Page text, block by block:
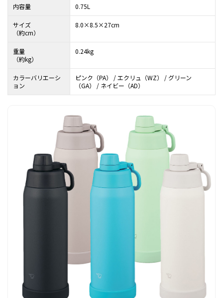
内容量 0.75L
サイズ
（約cm）
8.0×8.5×27cm
重量
（約kg）
0.24kg
カラーバリエーシ
ョン
ピンク（PA） / エクリュ（WZ） / グリーン
（GA） / ネイビー（AD）